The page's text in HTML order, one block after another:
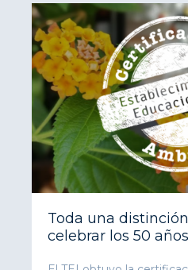
Toda una
celebrar los 50 años